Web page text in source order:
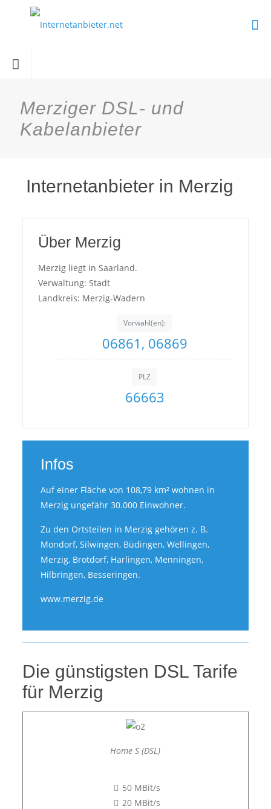
Merziger DSL- und
Kabelanbieter
Internetanbieter in Merzig
Über Merzig
Merzig liegt in Saarland.
Verwaltung: Stadt
Landkreis: Merzig-Wadern
Vorwahl(en):
06861, 06869
PLZ
66663
Infos
Auf einer Fläche von 108,79 km² wohnen in
Merzig ungefähr 30.000 Einwohner.
Zu den Ortsteilen in Merzig gehören z. B.
Mondorf, Silwingen, Büdingen, Wellingen,
Merzig, Brotdorf, Harlingen, Menningen,
Hilbringen, Besseringen.
www.merzig.de
Die günstigsten DSL Tarife
für Merzig
Home S (DSL)
50 MBit/s
20 MBit/s